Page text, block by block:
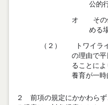
公的
オ
その
める
（２）
トワイラ
の理由で
ることに
養育が一
２ 前項の規定にかかわら